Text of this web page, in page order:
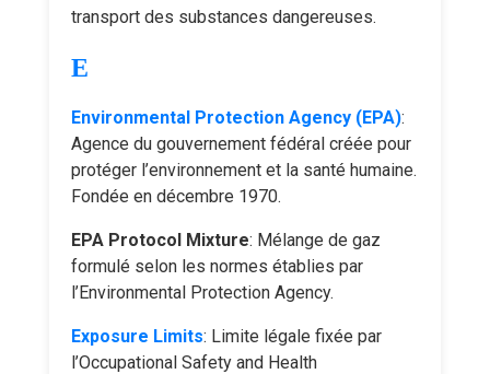
transport des substances dangereuses.
E
Environmental Protection Agency (EPA):
Agence du gouvernement fédéral créée pour
protéger l’environnement et la santé humaine.
Fondée en décembre 1970.
EPA Protocol Mixture: Mélange de gaz
formulé selon les normes établies par
l’Environmental Protection Agency.
Exposure Limits: Limite légale fixée par
l’Occupational Safety and Health